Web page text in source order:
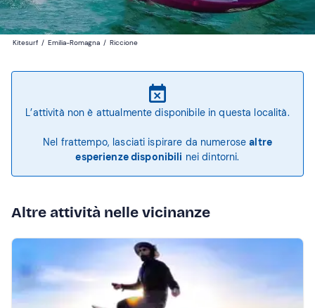
Kitesurf / Emilia-Romagna / Riccione
L’attività non è attualmente disponibile in questa località.
Nel frattempo, lasciati ispirare da numerosealtre
esperienze disponibili nei dintorni.
Altre attività nelle vicinanze